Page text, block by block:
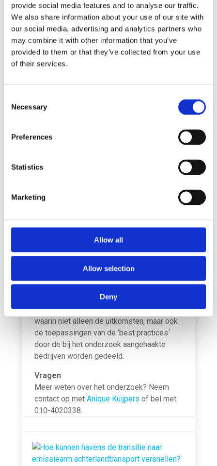
provide social media features and to analyse our traffic.
We also share information about your use of our site with
our social media, advertising and analytics partners who
may combine it with other information that you’ve
provided to them or that they’ve collected from your use
of their services.
Selection
Necessary
Preferences
Statistics
Marketing
Allow all
Allow selection
Deny
belang van cybersecurity.
FERM
Stichting FERM heeft weliswaar niet
meegewerkt aan het onderzoek, maar werkt
wel aan oplossingen voor bedrijven in de
Rotterdamse Haven. Het doel is om
dringen. Een voorbeeld is het (laten)
uitvoeren van cyberweerbaarheidsscans op
Een ander is het bieden van trainingen en
bedrijven (participanten) onderling
een gezamenlijke cyberoefening gehouden.
vinden op de website van Deltalinqs, FERM
en SmartPort.
Krachten bundelen
Later dit jaar brengt SmartPort, in
samenwerking met TNO, FERM, REQON &
Deltalinqs, een vierdelige vlogserie uit
waarin niet alleen de uitkomsten, maar ook
de toepassingen van de ‘best practices‘
door de bij het onderzoek aangehaakte
bedrijven worden gedeeld.
Vragen
Meer weten over het onderzoek? Neem
contact op met Anique Kuijpers of bel met
010-4020338.